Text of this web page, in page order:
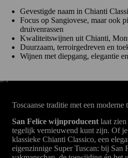
Gevestigde naam in Chianti
Focus op Sangiovese, maar ook
druivenrassen
Kwaliteitswijnen uit Chianti,
Duurzaam, terroirgedreven en
Wijnen met diepgang, elegantie
Toscaanse traditie met een moderne
San Felice wijnproducent laat
tegelijk vernieuwend kunt zijn. Of
klassieke Chianti Classico, een
eigenzinnige Super Tuscan: bij San